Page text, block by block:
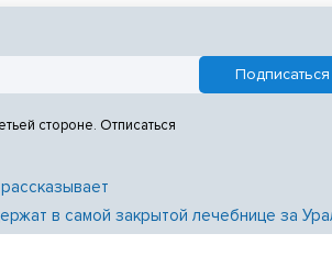
стороне. Отписаться
в самой закрытой лечебнице за